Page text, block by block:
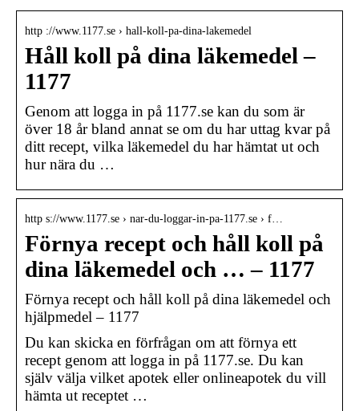
http ://www.1177.se › hall-koll-pa-dina-lakemedel
Håll koll på dina läkemedel –
1177
Genom att logga in på 1177.se kan du som är
över 18 år bland annat se om du har uttag kvar på
ditt recept, vilka läkemedel du har hämtat ut och
hur nära du …
http s://www.1177.se › nar-du-loggar-in-pa-1177.se › f…
Förnya recept och håll koll på
dina läkemedel och … – 1177
Förnya recept och håll koll på dina läkemedel och
hjälpmedel – 1177
Du kan skicka en förfrågan om att förnya ett
recept genom att logga in på 1177.se. Du kan
själv välja vilket apotek eller onlineapotek du vill
hämta ut receptet …